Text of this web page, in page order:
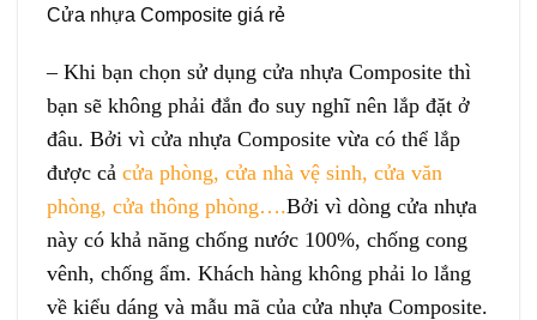
Cửa nhựa Composite giá rẻ
– Khi bạn chọn sử dụng cửa nhựa Composite thì
bạn sẽ không phải đắn đo suy nghĩ nên lắp đặt ở
đâu. Bởi vì cửa nhựa Composite vừa có thể lắp
được cả cửa phòng, cửa nhà vệ sinh, cửa văn
phòng, cửa thông phòng….Bởi vì dòng cửa nhựa
này có khả năng chống nước 100%, chống cong
vênh, chống ẩm. Khách hàng không phải lo lắng
về kiểu dáng và mẫu mã của cửa nhựa Composite.